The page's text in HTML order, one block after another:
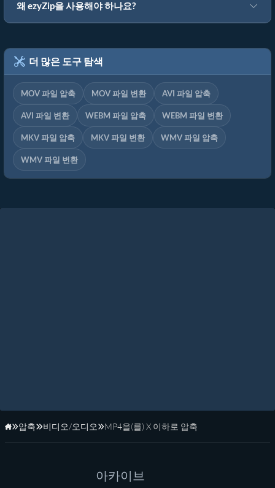
왜 ezyZip을 사용해야 하나요?
더 많은 도구 탐색
MOV 파일 압축 MOV 파일 변환 AVI 파일 압축
AVI 파일 변환 WEBM 파일 압축 WEBM 파일 변환
MKV 파일 압축 MKV 파일 변환 WMV 파일 압축
WMV 파일 변환
홈페이지
압축 비디오/오디오 MP4을(를) X 이하로 압축
아카이브